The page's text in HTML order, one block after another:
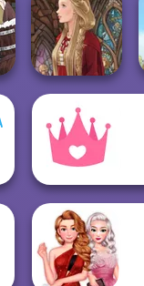
Medieval Doll